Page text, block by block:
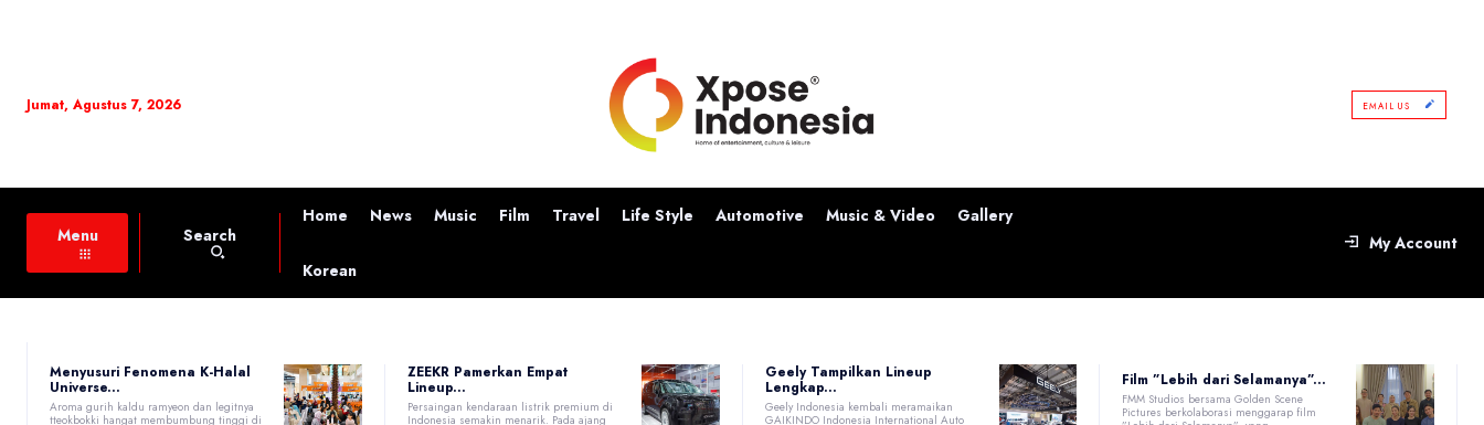
Jumat, Agustus 7, 2026 EMAIL US
Menu Search
Home News Music Film Travel Life Style Automotive Music & Video Gallery
Korean
My Account
Menyusuri Fenomena K-Halal
Universe...
Aroma gurih kaldu ramyeon dan legitnya
tteokbokki hangat membumbung tinggi di
ZEEKR Pamerkan Empat
Lineup...
Persaingan kendaraan listrik premium di
Indonesia semakin menarik. Pada ajang
Geely Tampilkan Lineup
Lengkap...
Geely Indonesia kembali meramaikan
GAIKINDO Indonesia International Auto
Film ”Lebih dari Selamanya”...
FMM Studios bersama Golden Scene
Pictures berkolaborasi menggarap film